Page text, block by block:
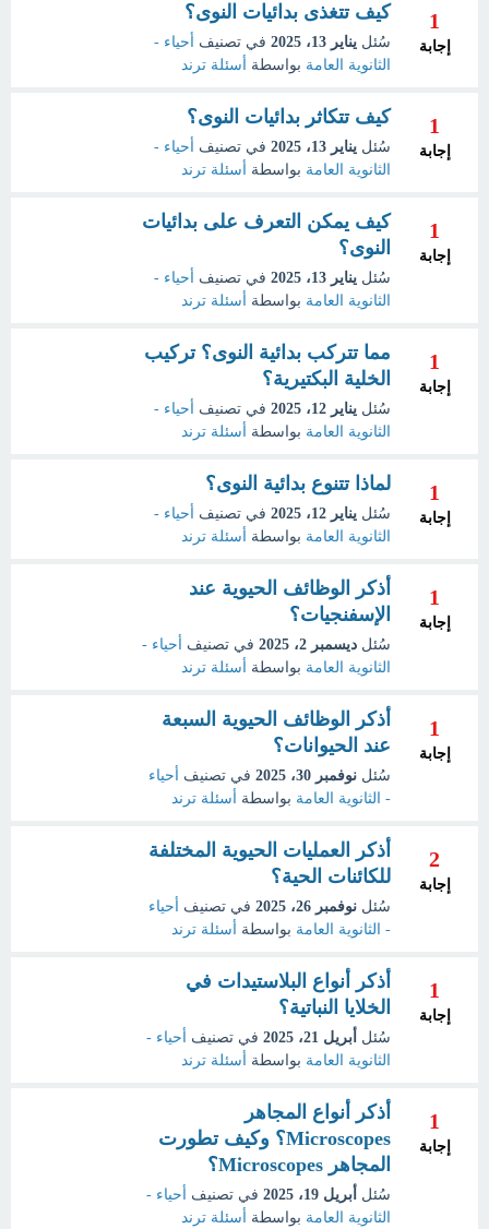
1
إجابة
كيف تتغذى بدائيات النوى؟
سُئل يناير 13، 2025 في تصنيف
أحياء -
الثانوية العامة بواسطة أسئلة ترند
1
إجابة
كيف تتكاثر بدائيات النوى؟
سُئل يناير 13، 2025 في تصنيف
أحياء -
الثانوية العامة بواسطة أسئلة ترند
1
إجابة
كيف يمكن التعرف على بدائيات
النوى؟
سُئل يناير 13، 2025 في تصنيف
أحياء -
الثانوية العامة بواسطة أسئلة ترند
1
إجابة
مما تتركب بدائية النوى؟ تركيب
الخلية البكتيرية؟
سُئل يناير 12، 2025 في تصنيف
أحياء -
الثانوية العامة بواسطة أسئلة ترند
1
إجابة
لماذا تتنوع بدائية النوى؟
سُئل يناير 12، 2025 في تصنيف
أحياء -
الثانوية العامة بواسطة أسئلة ترند
1
إجابة
أذكر الوظائف الحيوية عند
الإسفنجيات؟
سُئل ديسمبر 2، 2025 في تصنيف
أحياء -
الثانوية العامة بواسطة أسئلة ترند
1
إجابة
أذكر الوظائف الحيوية السبعة
عند الحيوانات؟
سُئل نوفمبر 30، 2025 في تصنيف
أحياء
- الثانوية العامة بواسطة أسئلة ترند
2
إجابة
أذكر العمليات الحيوية المختلفة
للكائنات الحية؟
سُئل نوفمبر 26، 2025 في تصنيف
أحياء
- الثانوية العامة بواسطة أسئلة ترند
1
إجابة
أذكر أنواع البلاستيدات في
الخلايا النباتية؟
سُئل أبريل 21، 2025 في تصنيف
أحياء -
الثانوية العامة بواسطة أسئلة ترند
1
إجابة
أذكر أنواع المجاهر
Microscopes؟ وكيف تطورت
المجاهر Microscopes؟
سُئل أبريل 19، 2025 في تصنيف
أحياء -
الثانوية العامة بواسطة أسئلة ترند